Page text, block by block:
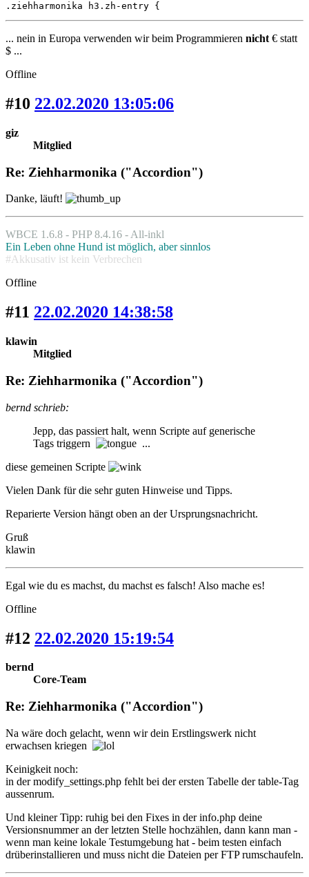
.ziehharmonika h3.zh-entry {
... nein in Europa verwenden wir beim Programmieren nicht € statt
$ ...
Offline
#10 22.02.2020 13:05:06
giz
Mitglied
Re: Ziehharmonika ("Accordion")
Danke, läuft!
WBCE 1.6.8 - PHP 8.4.16 - All-inkl
Ein Leben ohne Hund ist möglich, aber sinnlos
#Akkusativ ist kein Verbrechen
Offline
#11 22.02.2020 14:38:58
klawin
Mitglied
Re: Ziehharmonika ("Accordion")
bernd schrieb:
Jepp, das passiert halt, wenn Scripte auf generische
Tags triggern
...
diese gemeinen Scripte
Vielen Dank für die sehr guten Hinweise und Tipps.
Reparierte Version hängt oben an der Ursprungsnachricht.
Gruß
klawin
Egal wie du es machst, du machst es falsch! Also mache es!
Offline
#12 22.02.2020 15:19:54
bernd
Core-Team
Re: Ziehharmonika ("Accordion")
Na wäre doch gelacht, wenn wir dein Erstlingswerk nicht
erwachsen kriegen
Keinigkeit noch:
in der modify_settings.php fehlt bei der ersten Tabelle der table-Tag
aussenrum.
Und kleiner Tipp: ruhig bei den Fixes in der info.php deine
Versionsnummer an der letzten Stelle hochzählen, dann kann man -
wenn man keine lokale Testumgebung hat - beim testen einfach
drüberinstallieren und muss nicht die Dateien per FTP rumschaufeln.